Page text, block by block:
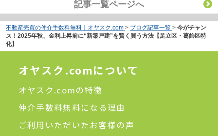
記事一覧ページへ
不動産売買の仲介手数料無料｜オヤスク.com > ブログ記事一覧 > 今がチャン
ス！2025年秋、金利上昇前に“新築戸建”を賢く買う方法【足立区・葛飾区特
化】
オヤスク.comについて
オヤスク.comの特徴
仲介手数料無料になる理由
ご利用いただいたお客様の声